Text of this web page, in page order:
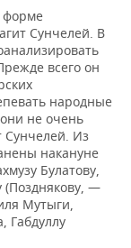
форме
Сунчелей. В
всего он
народные
не очень
Из
накануне
Булатову,
(Позднякову, —
Мутыги,
Габдуллу